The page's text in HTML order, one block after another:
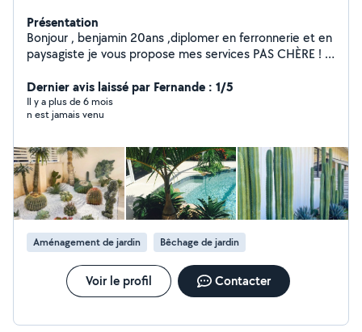
Présentation
Bonjour , benjamin 20ans ,diplomer en ferronnerie et en
paysagiste je vous propose mes services PAS CHÈRE ! -
entretien régulier -élagage -t'aille de haie -
debrouisaillage Etc sur demande..
Dernier avis laissé par Fernande : 1/5
Il y a plus de 6 mois
n est jamais venu
Aménagement de jardin Bêchage de jardin
Voir le profil Contacter